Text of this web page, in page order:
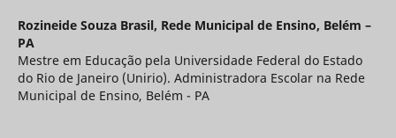
Rozineide Souza Brasil, Rede Municipal de Ensino, Belém –
PA
Mestre em Educação pela Universidade Federal do Estado
do Rio de Janeiro (Unirio). Administradora Escolar na Rede
Municipal de Ensino, Belém - PA